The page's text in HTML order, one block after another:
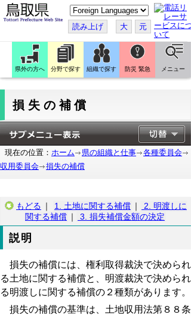
こ
の
ペ
ー
ジ
翻
訳
す
読み上げ 大 元
県外の方へ 分野で探す 組織で探す 防災 緊急 メニュー
損失の補償
現在の位置： ホーム 県の組織と仕事
各種委員会
収用委員会
損失の補償
もどる ｜ 1. 土地に関する補償 ｜
2. 明渡しに
関する補償 ｜ 3. 損失補償金額の決定
説明
損失の補償には、権利取得裁決で決められ
る土地に関する補償と、明渡裁決で決められ
る明渡しに関する補償の２種類があります。
損失の補償の基準は、土地収用法第８８条